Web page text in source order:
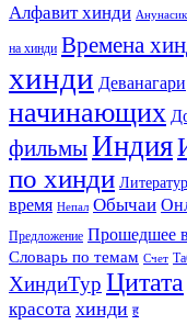
Алфавит хинди
на хинди Времена
хинди Деванагари
начинающих
фильмыИндия
по хинди
время Непал Обычаи
Предложение Прошедшее
Словарь по темам Счет
ХиндиТур Цитата
красота хинди ह